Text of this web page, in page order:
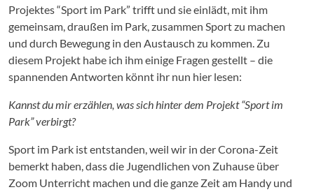
Projektes “Sport im Park” trifft und sie einlädt, mit ihm
gemeinsam, draußen im Park, zusammen Sport zu machen
und durch Bewegung in den Austausch zu kommen. Zu
diesem Projekt habe ich ihm einige Fragen gestellt – die
spannenden Antworten könnt ihr nun hier lesen:
Kannst du mir erzählen, was sich hinter dem Projekt “Sport im
Park” verbirgt?
Sport im Park ist entstanden, weil wir in der Corona-Zeit
bemerkt haben, dass die Jugendlichen von Zuhause über
Zoom Unterricht machen und die ganze Zeit am Handy und